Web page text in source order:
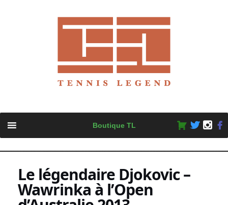
content
Boutique TL
Le légendaire Djokovic –
Wawrinka à l’Open